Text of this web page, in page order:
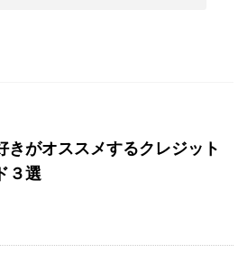
きがオススメするクレジット
３選